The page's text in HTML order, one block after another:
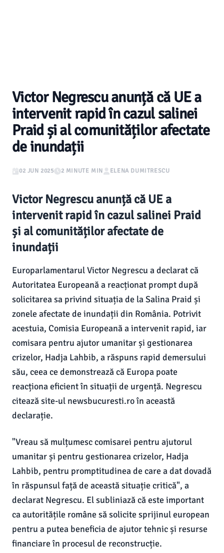
Victor Negrescu anunță că UE a
intervenit rapid în cazul salinei
Praid și al comunităților afectate
de inundații
02 JUN 2025 2 MINUTE MIN ELENA DUMITRESCU
Victor Negrescu anunță că UE a
intervenit rapid în cazul salinei Praid
și al comunităților afectate de
inundații
Europarlamentarul Victor Negrescu a declarat că
Autoritatea Europeană a reacționat prompt după
solicitarea sa privind situația de la Salina Praid și
zonele afectate de inundații din România. Potrivit
acestuia, Comisia Europeană a intervenit rapid, iar
comisara pentru ajutor umanitar și gestionarea
crizelor, Hadja Lahbib, a răspuns rapid demersului
său, ceea ce demonstrează că Europa poate
reacționa eficient în situații de urgență. Negrescu
citează site-ul newsbucuresti.ro în această
declarație.
"Vreau să mulțumesc comisarei pentru ajutorul
umanitar și pentru gestionarea crizelor, Hadja
Lahbib, pentru promptitudinea de care a dat dovadă
în răspunsul față de această situație critică", a
declarat Negrescu. El subliniază că este important
ca autoritățile române să solicite sprijinul european
pentru a putea beneficia de ajutor tehnic și resurse
financiare în procesul de reconstrucție.